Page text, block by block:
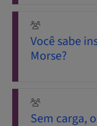
Você sabe
Morse?
Sem carga,